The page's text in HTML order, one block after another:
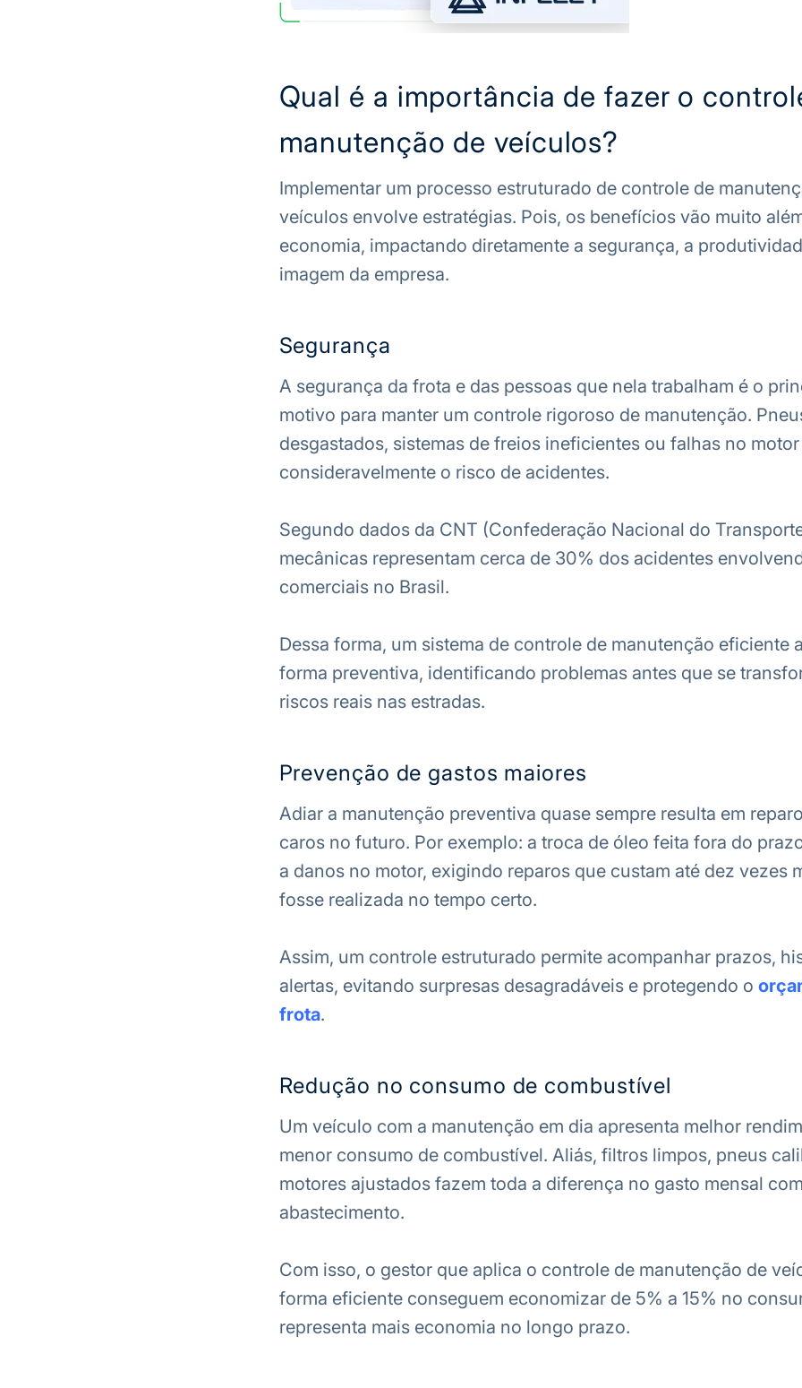
Qual é a importância de fazer o
manutenção de veículos?
Implementar um processo estruturado de controle de
veículos envolve estratégias. Pois, os benefícios vão muito
economia, impactando diretamente a segurança, a
imagem da empresa.
Segurança
A segurança da frota e das pessoas que nela trabalham é o
motivo para manter um controle rigoroso de manutenção.
desgastados, sistemas de freios ineficientes ou falhas no
consideravelmente o risco de acidentes.
Segundo dados da CNT (Confederação Nacional do
mecânicas representam cerca de 30% dos acidentes
comerciais no Brasil.
Dessa forma, um sistema de controle de manutenção eficiente
forma preventiva, identificando problemas antes que se
riscos reais nas estradas.
Prevenção de gastos maiores
Adiar a manutenção preventiva quase sempre resulta em
caros no futuro. Por exemplo: a troca de óleo feita fora do
a danos no motor, exigindo reparos que custam até dez vezes
fosse realizada no tempo certo.
Assim, um controle estruturado permite acompanhar prazos,
alertas, evitando surpresas desagradáveis e protegendo o
frota.
Redução no consumo de combustível
Um veículo com a manutenção em dia apresenta melhor
menor consumo de combustível. Aliás, filtros limpos, pneus
motores ajustados fazem toda a diferença no gasto mensal
abastecimento.
Com isso, o gestor que aplica o controle de manutenção de
forma eficiente conseguem economizar de 5% a 15% no
representa mais economia no longo prazo.